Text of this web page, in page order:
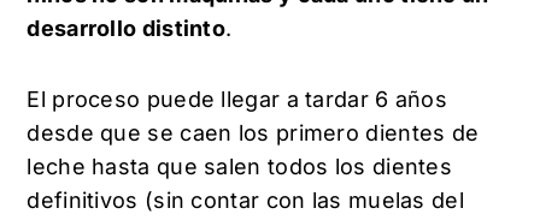
desarrollo distinto.
El proceso puede llegar a tardar 6 años
desde que se caen los primero dientes de
leche hasta que salen todos los dientes
definitivos (sin contar con las muelas del